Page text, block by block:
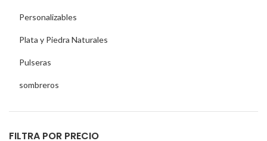
Personalizables
Plata y Piedra Naturales
Pulseras
sombreros
FILTRA POR PRECIO